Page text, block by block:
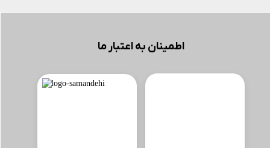
اطمینان به اعتبار ما